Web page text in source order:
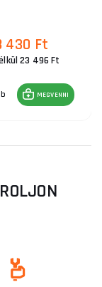
430 Ft
23 496 Ft
MEGVENNI